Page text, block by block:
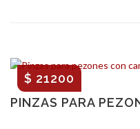
PINZAS PARA
$ 21200